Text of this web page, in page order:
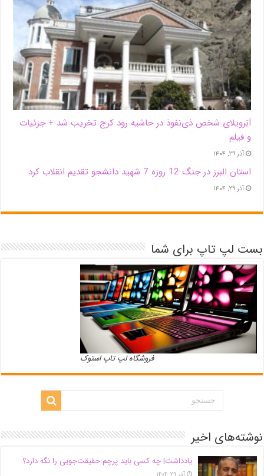
اَبَر‌ویلای شخص ذی‌نفوذ در حاشیه‌ رود کرج تخریب شد + جزئیات
و فیلم
آذر ۲۹, ۱۴۰۴
استان البرز در جنگ 12 روزه 7 شهید دانشجو تقدیم انقلاب کرد
آذر ۲۹, ۱۴۰۴
بست لپ تاپ برای شما
فروشگاه لپ تاپ استوک
نوشته‌های اخیر
یادداشت| ‌چه کسی باید پرچم حقیقت‌جویی را نگه دارد؟
آذر ۲۹, ۱۴۰۴